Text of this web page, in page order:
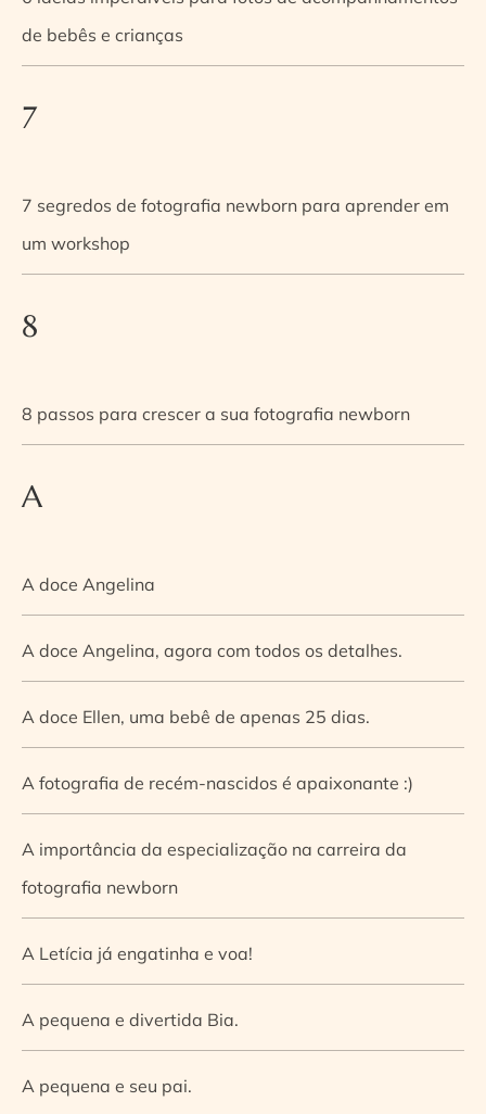
de bebês e crianças
7
7 segredos de fotografia newborn para aprender em
um workshop
8
8 passos para crescer a sua fotografia newborn
A
A doce Angelina
A doce Angelina, agora com todos os detalhes.
A doce Ellen, uma bebê de apenas 25 dias.
A fotografia de recém-nascidos é apaixonante :)
A importância da especialização na carreira da
fotografia newborn
A Letícia já engatinha e voa!
A pequena e divertida Bia.
A pequena e seu pai.